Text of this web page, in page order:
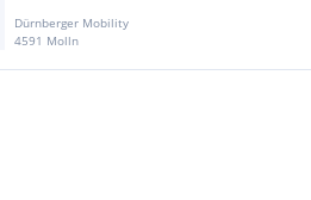
Dürnberger Mobility
4591 Molln